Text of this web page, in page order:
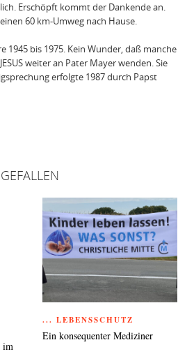
Erschöpft kommt der Dankende an.
60 km-Umweg nach Hause.
1945 bis 1975. Kein Wunder, daß manche
weiter an Pater Mayer wenden. Sie
erfolgte 1987 durch Papst
im
... LEBENSSCHUTZ
Ein konsequenter Mediziner